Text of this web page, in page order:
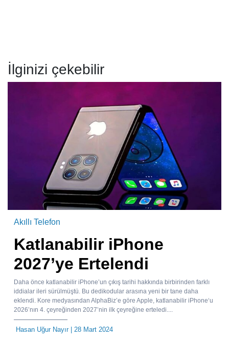
İlginizi çekebilir
Akıllı Telefon
Katlanabilir iPhone
2027’ye Ertelendi
Daha önce katlanabilir iPhone’un çıkış tarihi hakkında birbirinden farklı
iddialar ileri sürülmüştü. Bu dedikodular arasına yeni bir tane daha
eklendi. Kore medyasından AlphaBiz’e göre Apple, katlanabilir iPhone‘u
2026’nın 4. çeyreğinden 2027’nin ilk çeyreğine erteledi....
Hasan Uğur Nayır| 28 Mart 2024